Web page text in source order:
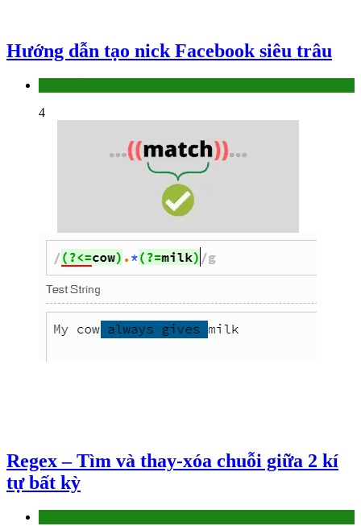
Hướng dẫn tạo nick Facebook siêu trâu
4
Regex – Tìm và thay-xóa chuỗi giữa 2 kí
tự bất kỳ